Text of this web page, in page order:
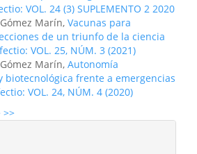
VOL. 24 (3) SUPLEMENTO 2 2020
Marín, Vacunas para
de un triunfo de la ciencia
VOL. 25, NÚM. 3 (2021)
Marín, Autonomía
biotecnológica frente a emergencias
VOL. 24, NÚM. 4 (2020)
>>